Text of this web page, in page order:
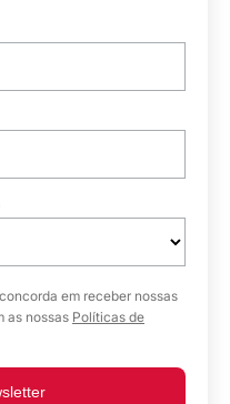
em receber nossas
as nossas Políticas de